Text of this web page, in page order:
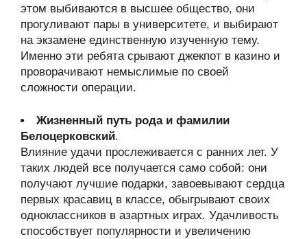
этом выбиваются в высшее общество, они
прогуливают пары в университете, и выбирают
на экзамене единственную изученную тему.
Именно эти ребята срывают джекпот в казино и
проворачивают немыслимые по своей
сложности операции.
Жизненный путь рода и фамилии
Белоцерковский.
Влияние удачи прослеживается с ранних лет. У
таких людей все получается само собой: они
получают лучшие подарки, завоевывают сердца
первых красавиц в классе, обыгрывают своих
одноклассников в азартных играх. Удачливость
способствует популярности и увеличению